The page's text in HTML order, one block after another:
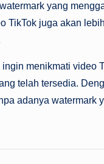
yang
TikTok juga akan
menikmati video
telah tersedia.
adanya watermark